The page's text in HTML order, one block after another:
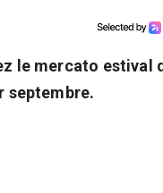
mercato estival
septembre.